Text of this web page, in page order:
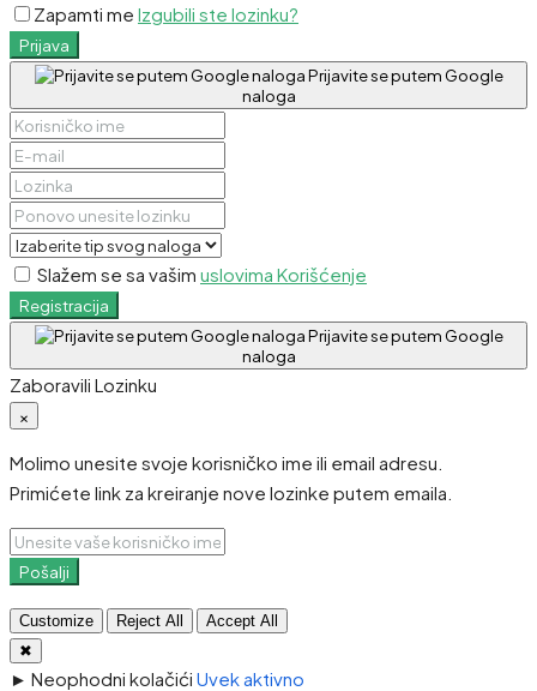
Zapamti me Izgubili ste lozinku?
Prijava
Prijavite se putem Google
naloga
Slažem se sa vašim uslovima Korišćenje
Registracija
Prijavite se putem Google
naloga
Zaboravili Lozinku
×
Molimo unesite svoje korisničko ime ili email adresu.
Primićete link za kreiranje nove lozinke putem emaila.
Pošalji
Customize Reject All
Accept All
✖
► Neophodni kolačići Uvek aktivno